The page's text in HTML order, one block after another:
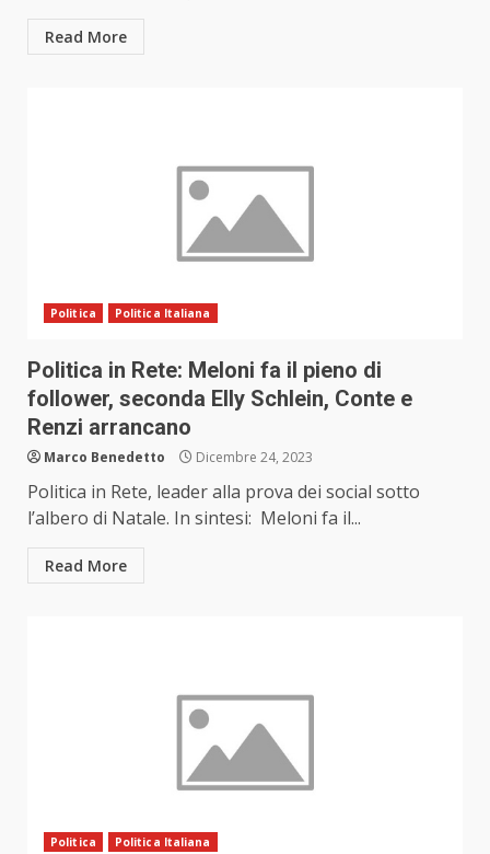
Read More
Politica Politica Italiana
Politica in Rete: Meloni fa il pieno di
follower, seconda Elly Schlein, Conte e
Renzi arrancano
Marco Benedetto Dicembre 24, 2023
Politica in Rete, leader alla prova dei social sotto
l’albero di Natale. In sintesi: Meloni fa il...
Read More
Politica Politica Italiana